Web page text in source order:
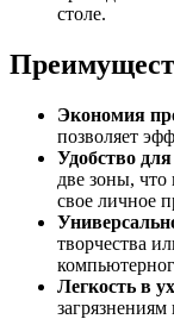
столе.
Экономия
позволяет
Удобство
две зоны, что
свое личное
творчества
Легкость в
загрязнениям